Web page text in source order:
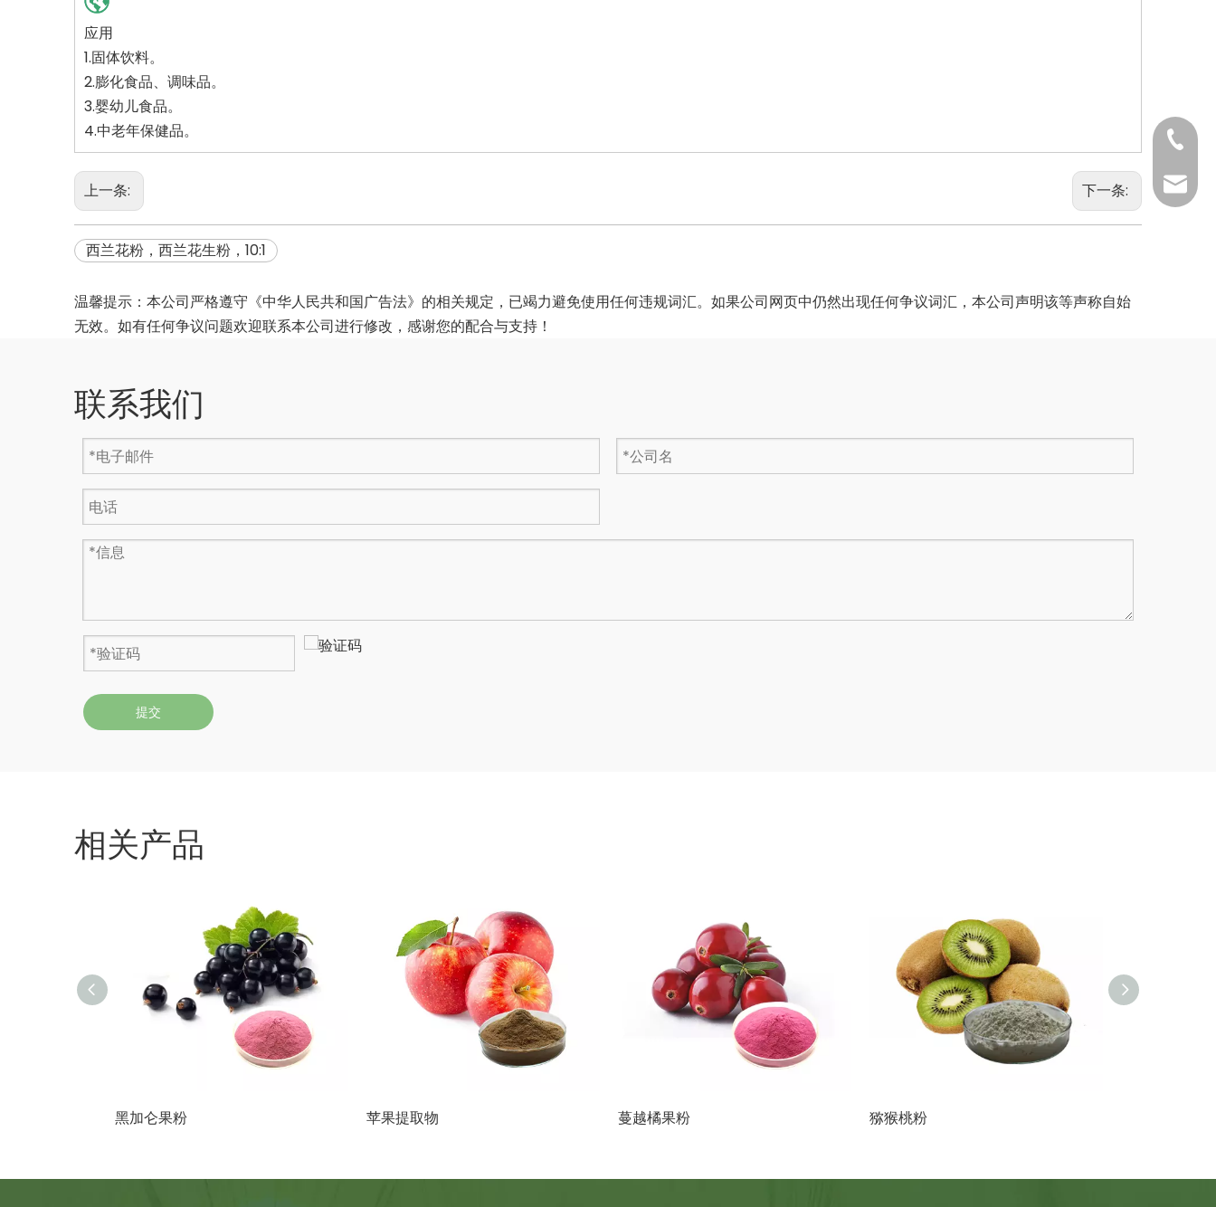
应用
1.固体饮料。
2.膨化食品、调味品。
3.婴幼儿食品。
4.中老年保健品。
上一条: 下一条:
西兰花粉，西兰花生粉，10:1
温馨提示：本公司严格遵守《中华人民共和国广告法》的相关规定，已竭力避免使用任何违规词汇。如果公司网页中仍然出现任何争议词汇，本公司声明该等声称自始
无效。如有任何争议问题欢迎联系本公司进行修改，感谢您的配合与支持！
联系我们
提交
相关产品
黑加仑果粉 苹果提取物 蔓越橘果粉 猕猴桃粉
0731-
0731-